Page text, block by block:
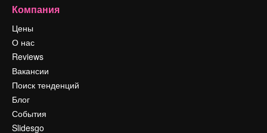
Компания
Цены
О нас
Reviews
Вакансии
Поиск тенденций
Блог
События
Slidesgo